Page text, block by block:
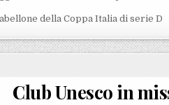
della Coppa Italia di serie D
Club Unesco in